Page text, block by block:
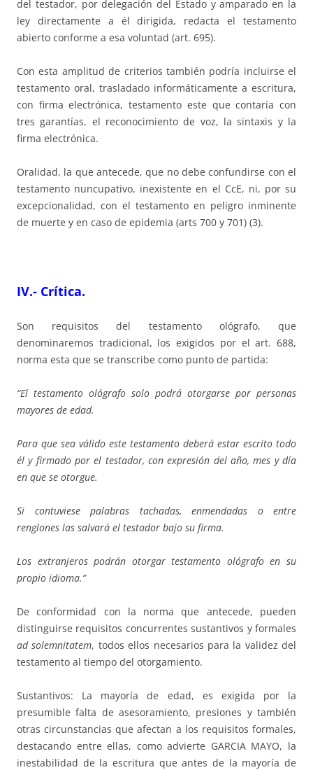
del testador, por delegación del Estado y amparado en la
ley directamente a él dirigida, redacta el testamento
abierto conforme a esa voluntad (art. 695).
Con esta amplitud de criterios también podría incluirse el
testamento oral, trasladado informáticamente a escritura,
con firma electrónica, testamento este que contaría con
tres garantías, el reconocimiento de voz, la sintaxis y la
firma electrónica.
Oralidad, la que antecede, que no debe confundirse con el
testamento nuncupativo, inexistente en el CcE, ni, por su
excepcionalidad, con el testamento en peligro inminente
de muerte y en caso de epidemia (arts 700 y 701) (3).
IV.- Crítica.
Son requisitos del testamento ológrafo, que
denominaremos tradicional, los exigidos por el art. 688,
norma esta que se transcribe como punto de partida:
“El testamento ológrafo solo podrá otorgarse por personas
mayores de edad.
Para que sea válido este testamento deberá estar escrito todo
él y firmado por el testador, con expresión del año, mes y día
en que se otorgue.
Si contuviese palabras tachadas, enmendadas o entre
renglones las salvará el testador bajo su firma.
Los extranjeros podrán otorgar testamento ológrafo en su
propio idioma.”
De conformidad con la norma que antecede, pueden
distinguirse requisitos concurrentes sustantivos y formales
ad solemnitatem, todos ellos necesarios para la validez del
testamento al tiempo del otorgamiento.
Sustantivos: La mayoría de edad, es exigida por la
presumible falta de asesoramiento, presiones y también
otras circunstancias que afectan a los requisitos formales,
destacando entre ellas, como advierte GARCIA MAYO, la
inestabilidad de la escritura que antes de la mayoría de